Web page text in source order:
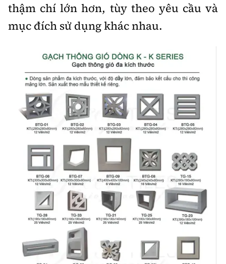
thậm chí lớn hơn, tùy theo yêu cầu và
mục đích sử dụng khác nhau.